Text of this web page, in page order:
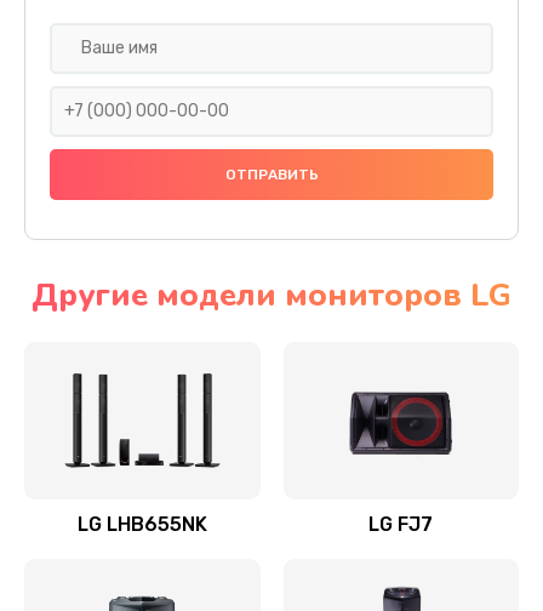
Ремонт платы электроники
Прошивка
Ремонт / замена кнопок, клавиш, индикаторов,
Другие модели мониторов LG
LG LHB655NK LG FJ7